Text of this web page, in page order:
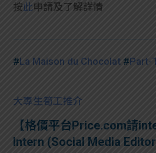
按此申請及了解詳情
#La Maison du Chocolat #Part-
大專生筍工推介
【格價平台Price.com請
Intern (Social Media